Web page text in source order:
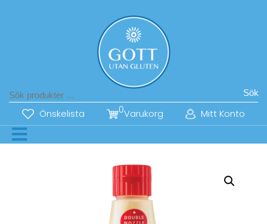
Sök
Önskelista Varukorg
0 Mitt Konto